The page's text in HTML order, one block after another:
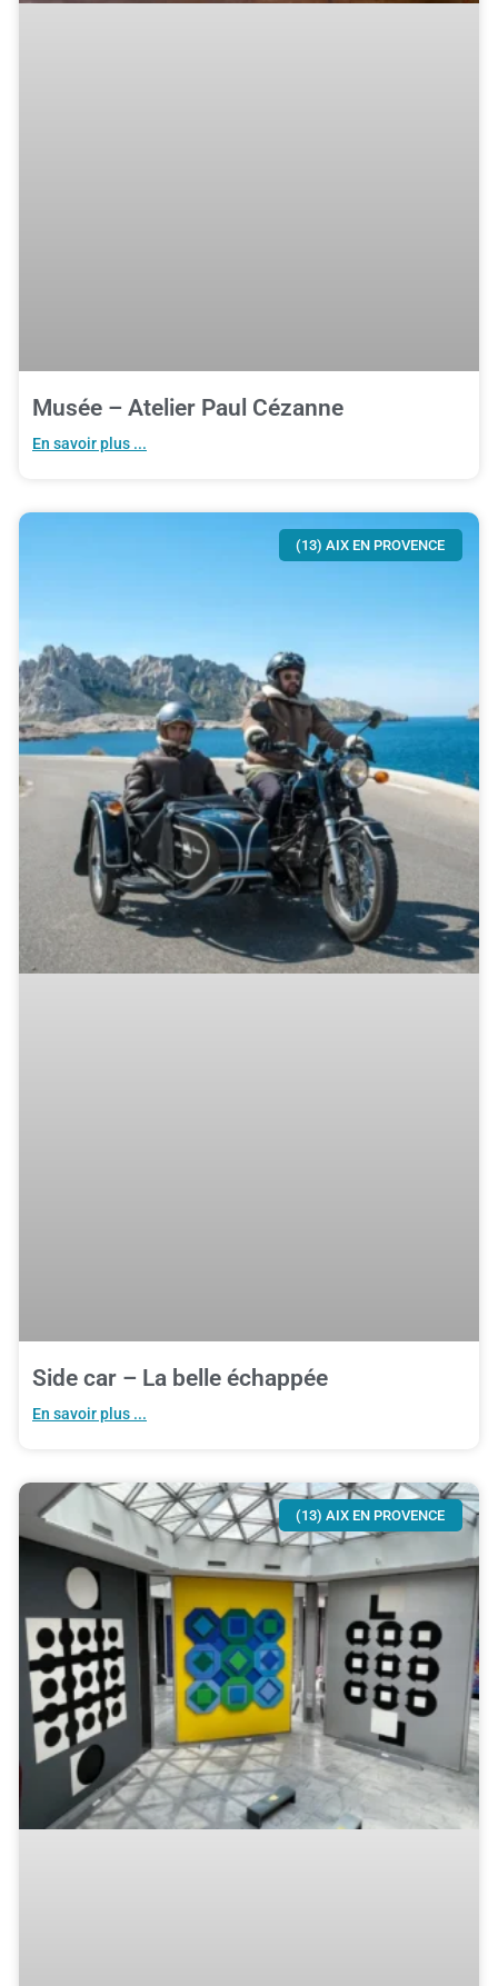
Musée – Atelier Paul Cézanne
En savoir plus ...
(13) AIX EN PROVENCE
Side car – La belle échappée
En savoir plus ...
(13) AIX EN PROVENCE